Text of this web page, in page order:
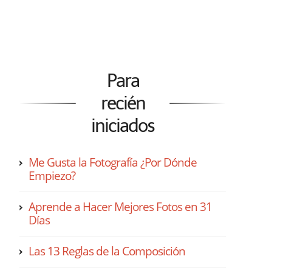
Para
recién
iniciados
Me Gusta la Fotografía ¿Por Dónde
Empiezo?
Aprende a Hacer Mejores Fotos en 31
Días
Las 13 Reglas de la Composición